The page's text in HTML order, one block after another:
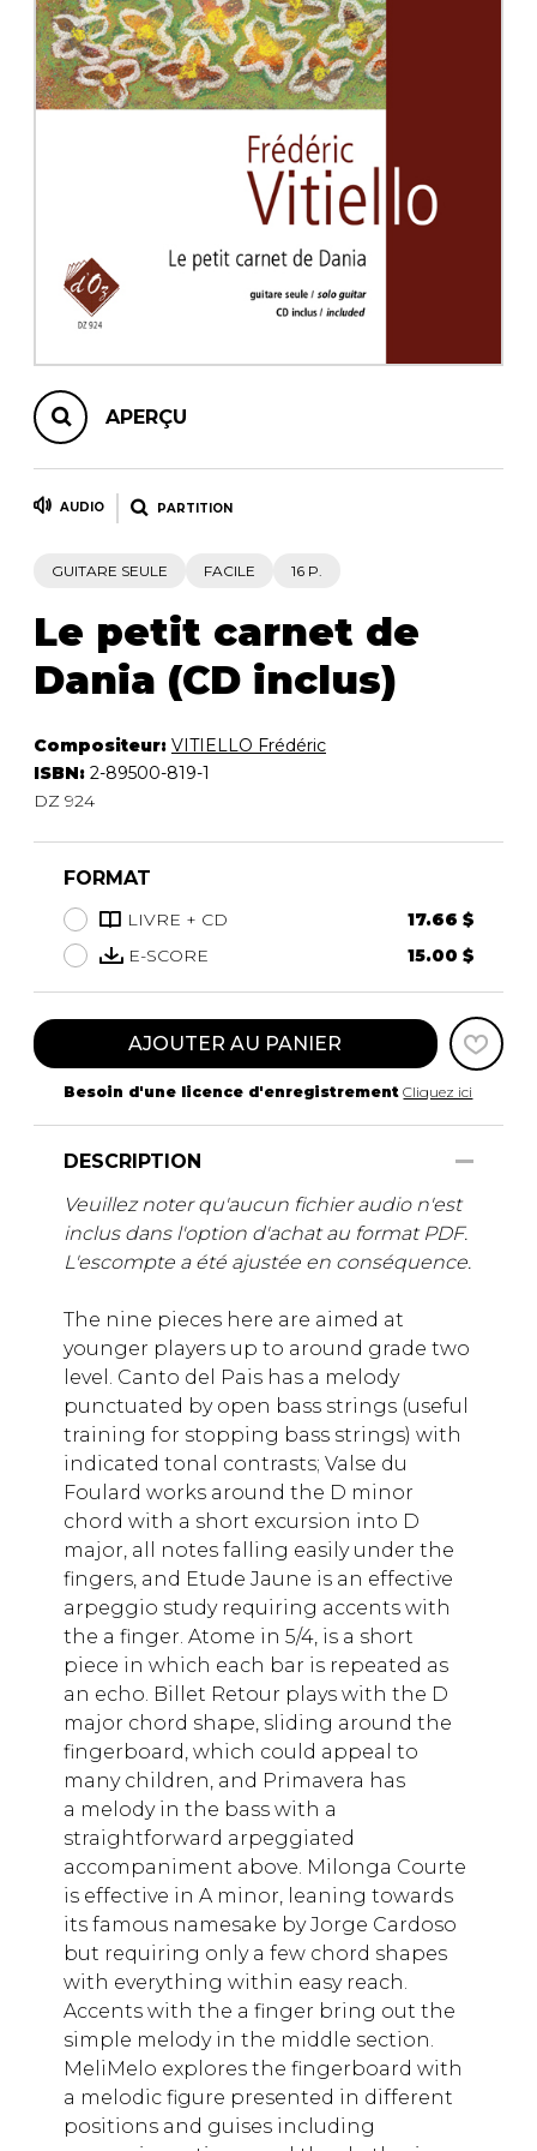
AUTRES PRODUITS
APERÇU
AUDIO PARTITION
GUITARE SEULE FACILE 16 P.
Le petit carnet de
Dania (CD inclus)
Compositeur: VITIELLO Frédéric
ISBN: 2-89500-819-1
DZ 924
FORMAT
LIVRE + CD
17.66 $
E-SCORE
15.00 $
AJOUTER AU PANIER
Besoin d'une licence d'enregistrement Cliquez ici
DESCRIPTION
Veuillez noter qu'aucun fichier audio n'est
inclus dans l'option d'achat au format PDF.
L'escompte a été ajustée en conséquence.
The nine pieces here are aimed at
younger players up to around grade two
level. Canto del Pais has a melody
punctuated by open bass strings (useful
training for stopping bass strings) with
indicated tonal contrasts; Valse du
Foulard works around the D minor
chord with a short excursion into D
major, all notes falling easily under the
fingers, and Etude Jaune is an effective
arpeggio study requiring accents with
the a finger. Atome in 5/4, is a short
piece in which each bar is repeated as
an echo. Billet Retour plays with the D
major chord shape, sliding around the
fingerboard, which could appeal to
many children, and Primavera has
a melody in the bass with a
straightforward arpeggiated
accompaniment above. Milonga Courte
is effective in A minor, leaning towards
its famous namesake by Jorge Cardoso
but requiring only a few chord shapes
with everything within easy reach.
Accents with the a finger bring out the
simple melody in the middle section.
MeliMelo explores the fingerboard with
a melodic figure presented in different
positions and guises including